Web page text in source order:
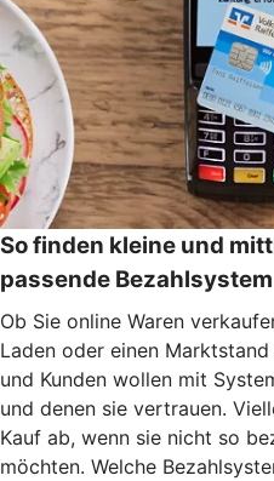
So finden kleine und
passende Bezahlsystem
Ob Sie online Waren
Laden oder einen
und Kunden wollen mit
und denen sie vertrauen.
Kauf ab, wenn sie nicht so
möchten. Welche